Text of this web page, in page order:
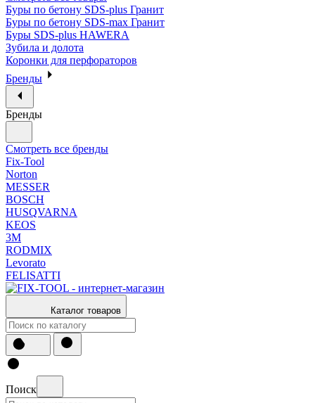
Буры по бетону SDS-plus Гранит
Буры по бетону SDS-max Гранит
Буры SDS-plus HAWERA
Зубила и долота
Коронки для перфораторов
Бренды
Бренды
Смотреть все бренды
Fix-Tool
Norton
MESSER
BOSCH
HUSQVARNA
KEOS
3М
RODMIX
Levorato
FELISATTI
Каталог товаров
Поиск